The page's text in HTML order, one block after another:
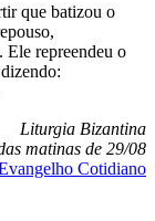
que batizou o
Ele repreendeu o
Liturgia Bizantina
matinas de 29/08
Cotidiano